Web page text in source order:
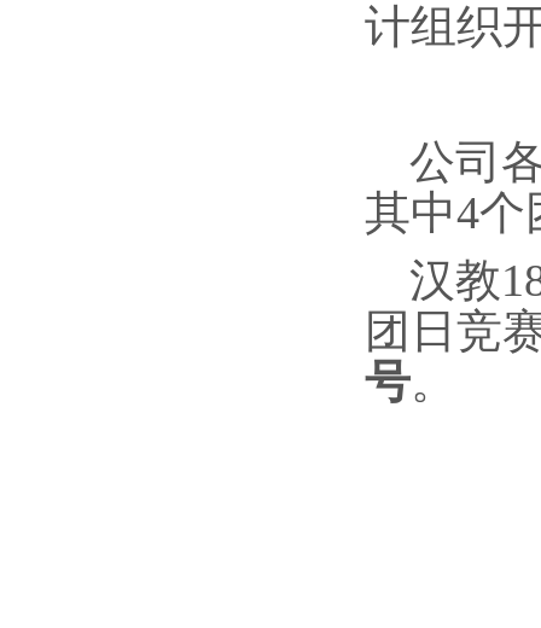
计组织
公司
其中4个
汉教
团日竞
号。